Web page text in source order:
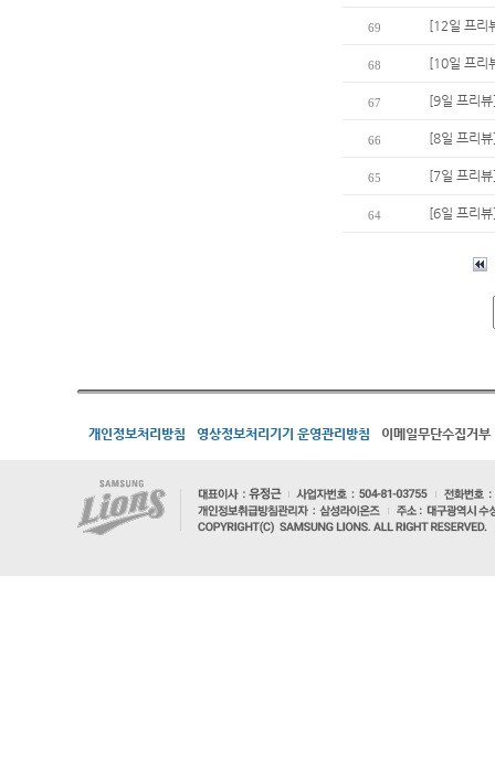
69 [12일 프리
68 [10일 프리
67 [9일 프리
66 [8일 프리
65 [7일 프리뷰
64 [6일 프리
개인정보처리방침 영상정보처리기기 운영관리방침 이메일무단수집거부